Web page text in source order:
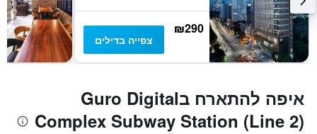
₪290
צפייה בדילים
איפה להתארח בGuro Digital
Complex Subway Station (Line 2)